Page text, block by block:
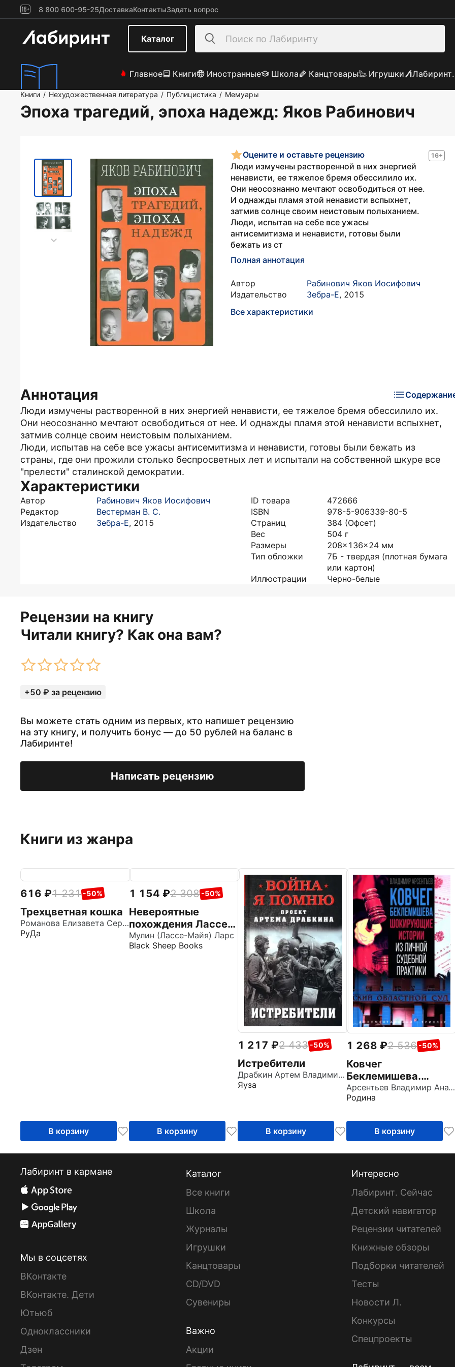
8 800 600-95-25ДоставкаКонтактыЗадать вопрос
Каталог
Главное Книги Иностранные Школа Канцтовары Игрушки
Книги / Нехудожественная литература / Публицистика / Мемуары
Эпоха трагедий, эпоха надежд: Яков Рабинович
16+
Оцените и оставьте рецензию
Люди измучены растворенной в них энергией
ненависти, ее тяжелое бремя обессилило их.
Они неосознанно мечтают освободиться от нее.
И однажды пламя этой ненависти вспыхнет,
затмив солнце своим неистовым полыханием.
Люди, испытав на себе все ужасы
антисемитизма и ненависти, готовы были
бежать из ст
Полная аннотация
Автор
Рабинович Яков Иосифович
Издательство
Зебра-Е, 2015
Все характеристики
Аннотация
Люди измучены растворенной в них энергией ненависти, ее тяжелое бремя обессилило их.
Они неосознанно мечтают освободиться от нее. И однажды пламя этой ненависти вспыхнет,
затмив солнце своим неистовым полыханием.
Люди, испытав на себе все ужасы антисемитизма и ненависти, готовы были бежать из
страны, где они прожили столько беспросветных лет и испытали на собственной шкуре все
"прелести" сталинской демократии.
Характеристики
Автор
Рабинович Яков Иосифович
Редактор
Вестерман В. С.
Издательство
Зебра-Е, 2015
ID товара
472666
ISBN
978-5-906339-80-5
Страниц
384 (Офсет)
Вес
504 г
Размеры
208x136x24 мм
Тип обложки
7Б - твердая (плотная бумага
или картон)
Иллюстрации
Черно-белые
Рецензии на книгу
Читали книгу? Как она вам?
+50 ₽ за рецензию
Вы можете стать одним из первых, кто напишет рецензию
на эту книгу, и получить бонус — до 50 рублей на баланс в
Лабиринте!
Написать рецензию
Книги из жанра
616 1 231 -50%
Трехцветная кошка
Романова Елизавета Сергеевна
РуДа
В корзину
1 154 2 308 -50%
Невероятные
похождения Лассе-
Майи, рассказанные
им самим
Мулин (Лассе-Майя) Ларс
Black Sheep Books
В корзину
1 217 2 433 -50%
Истребители
Драбкин Артем Владимирович
Яуза
В корзину
1 268 2 536 -50%
Ковчег
Беклемишева.
Шокирующие
истории из личной
Арсентьев Владимир Анатольевич
Родина
В корзину
Лабиринт в кармане
Мы в соцсетях
ВКонтакте
ВКонтакте. Дети
Ютьюб
Одноклассники
Дзен
Каталог
Все книги
Школа
Журналы
Игрушки
Канцтовары
CD/DVD
Сувениры
Важно
Акции
Интересно
Лабиринт. Сейчас
Детский навигатор
Рецензии читателей
Книжные обзоры
Подборки читателей
Тесты
Новости Л.
Конкурсы
Спецпроекты